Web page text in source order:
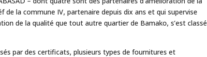
de la commune IV, partenaire depuis dix ans et qui supervise
de la qualité que tout autre quartier de Bamako, s’est classé
par des certificats, plusieurs types de fournitures et